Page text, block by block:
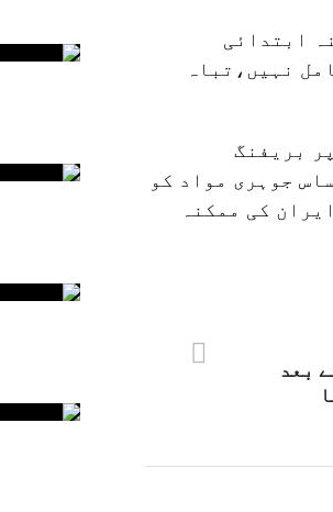
ابتدائی
نہیں،تباہ
بریفنگ
جوہری مواد کو
کی ممکنہ
بعد